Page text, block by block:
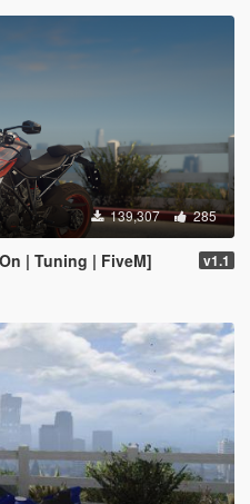
139,307 285
| Tuning | FiveM] v1.1